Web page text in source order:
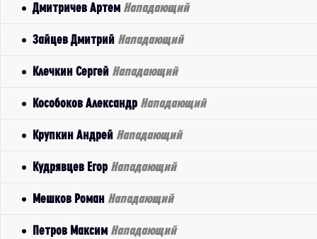
Дмитричев Артем Нападающий
Зайцев Дмитрий Нападающий
Клечкин Сергей Нападающий
Кособоков Александр Нападающий
Крупкин Андрей Нападающий
Кудрявцев Егор Нападающий
Мешков Роман Нападающий
Петров Максим Нападающий